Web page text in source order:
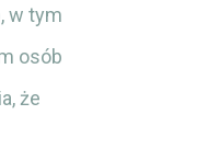
w tym
osób
że